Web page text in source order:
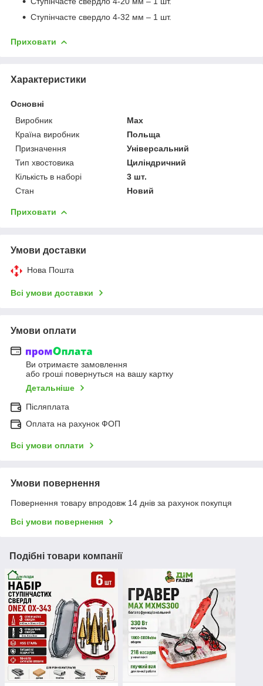
Ступінчасте свердло 4-32 мм – 1 шт.
Приховати
Характеристики
Основні
Виробник
Max
Країна виробник
Польща
Призначення
Універсальний
Тип хвостовика
Циліндричний
Кількість в наборі
3 шт.
Стан
Новий
Приховати
Умови доставки
Нова Пошта
Всі умови доставки
Умови оплати
Ви отримаєте замовлення
або гроші повернуться на вашу картку
Детальніше
Післяплата
Оплата на рахунок ФОП
Всі умови оплати
Умови повернення
Повернення товару впродовж 14 днів за рахунок покупця
Всі умови повернення
Подібні товари компанії